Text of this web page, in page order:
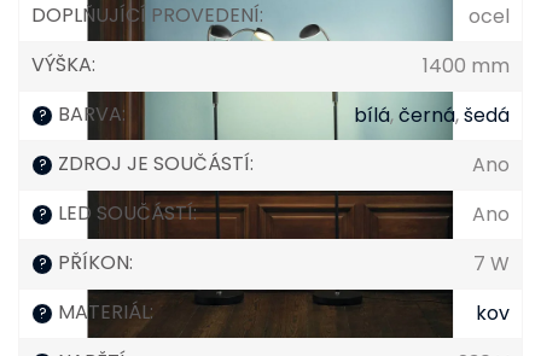
DOPLŇUJÍCÍ PROVEDENÍ:
ocel
VÝŠKA: 1400 mm
? BARVA: bílá,černá,šedá
? ZDROJ JE SOUČÁSTÍ: Ano
? LED SOUČÁSTÍ: Ano
? PŘÍKON: 7 W
? MATERIÁL: kov